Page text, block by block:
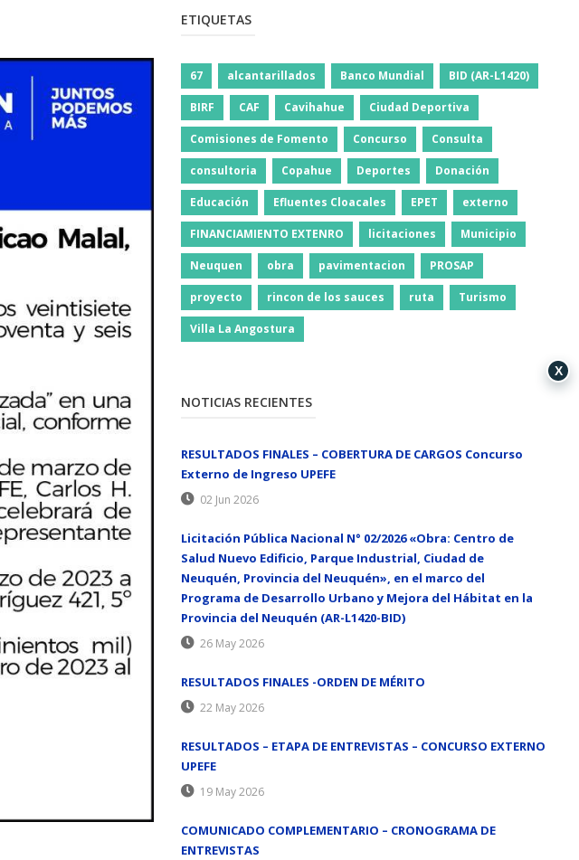
ETIQUETAS
67 alcantarillados Banco Mundial BID (AR-L1420)
BIRF CAF Cavihahue Ciudad Deportiva
Comisiones de Fomento Concurso Consulta
consultoria Copahue Deportes Donación
Educación Efluentes Cloacales EPET externo
FINANCIAMIENTO EXTENRO licitaciones Municipio
Neuquen obra pavimentacion PROSAP
proyecto rincon de los sauces ruta Turismo
Villa La Angostura
NOTICIAS RECIENTES
RESULTADOS FINALES – COBERTURA DE CARGOS Concurso
Externo de Ingreso UPEFE
02 Jun 2026
Licitación Pública Nacional N° 02/2026 «Obra: Centro de
Salud Nuevo Edificio, Parque Industrial, Ciudad de
Neuquén, Provincia del Neuquén», en el marco del
Programa de Desarrollo Urbano y Mejora del Hábitat en la
Provincia del Neuquén (AR-L1420-BID)
26 May 2026
RESULTADOS FINALES -ORDEN DE MÉRITO
22 May 2026
RESULTADOS – ETAPA DE ENTREVISTAS – CONCURSO EXTERNO
UPEFE
19 May 2026
COMUNICADO COMPLEMENTARIO – CRONOGRAMA DE
ENTREVISTAS
X